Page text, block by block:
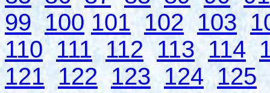
99 100 101 102 103
110 111 112 113 114
121 122 123 124 125